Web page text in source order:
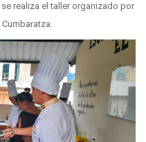
se realiza el taller organizado por